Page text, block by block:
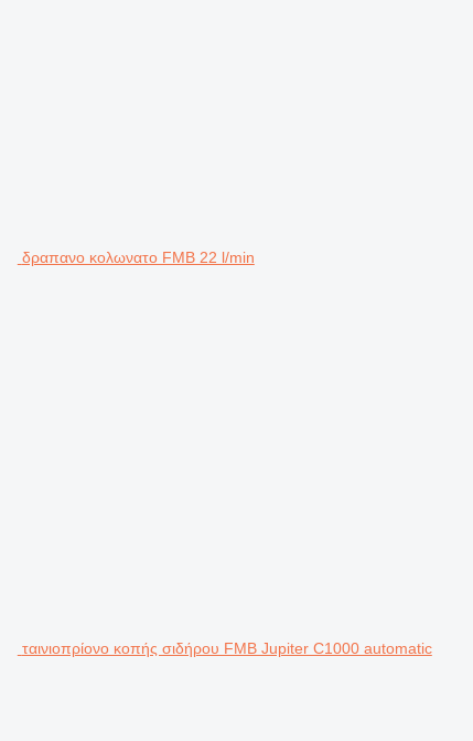
δραπανο κολωνατο FMB 22 l/min
ταινιοπρίονο κοπής σιδήρου FMB Jupiter C1000 automatic